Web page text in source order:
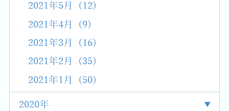
2021年5月 (12)
2021年4月 (9)
2021年3月 (16)
2021年2月 (35)
2021年1月 (50)
2020年